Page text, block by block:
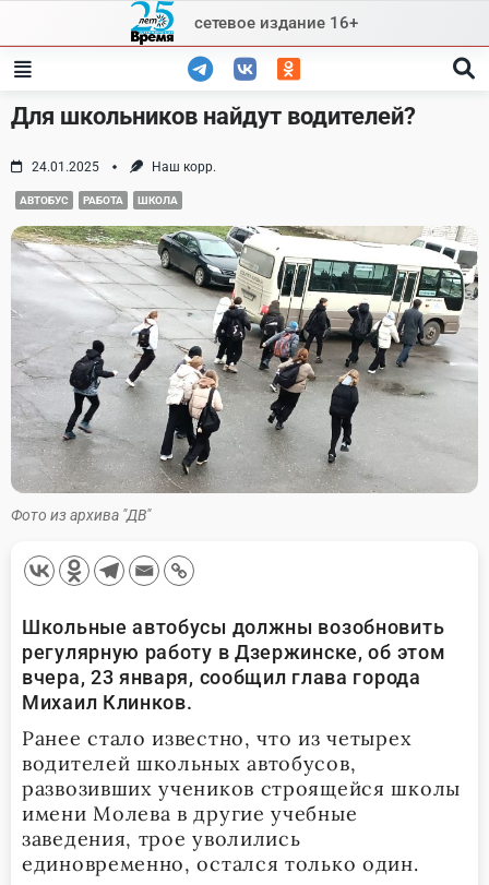
content
сетевое издание 16+
Для школьников найдут водителей?
24.01.2025 Наш корр.
АВТОБУС РАБОТА ШКОЛА
Фото из архива "ДВ"
Школьные автобусы должны возобновить
регулярную работу в Дзержинске, об этом
вчера, 23 января, сообщил глава города
Михаил Клинков.
Ранее стало известно, что из четырех
водителей школьных автобусов,
развозивших учеников строящейся школы
имени Молева в другие учебные
заведения, трое уволились
единовременно, остался только один.